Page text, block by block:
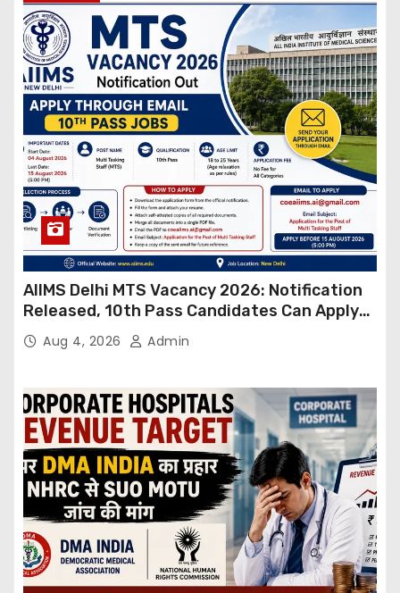
AIIMS Delhi MTS Vacancy 2026: Notification
Released, 10th Pass Candidates Can Apply
Through Email
Aug 4, 2026 Admin